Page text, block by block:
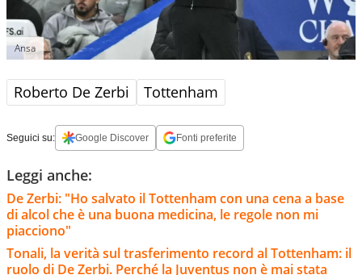
Ansa
Roberto De Zerbi Tottenham
Seguici su: Google Discover Fonti preferite
Leggi anche:
De Zerbi: "Ho salvato il Tottenham con una cena a base
di alcol che è una buona medicina, le regole non mi
piacciono"
Tonali, la verità sul trasferimento record al Tottenham: il
ruolo di De Zerbi. Perché la Juventus non è mai stata